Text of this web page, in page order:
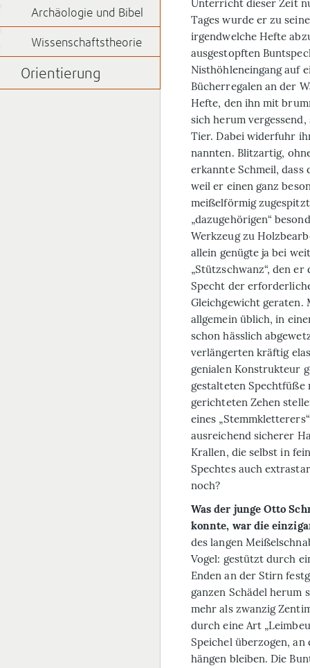
Unterricht dieser Zeit
Tages wurde er zu
irgendwelche Hefte
ausgestopften
Nisthöhleneingang auf
Bücherregalen an der
Hefte, den ihn mit
sich herum
Tier. Dabei widerfuhr
nannten. Blitzartig,
erkannte Schmeil, dass
weil er einen ganz
meißelförmig
„dazugehörigen“
Werkzeug zu
allein genügte ja bei
„Stützschwanz“, den
Specht der
Gleichgewicht geraten.
allgemein üblich, in
schon hässlich
verlängerten kräftig
genialen Konstrukteur
gestalteten
gerichteten Zehen
eines
ausreichend sicherer
Krallen, die selbst in
Spechtes auch
noch?
Was der junge Otto
konnte, war die
des langen
Vogel: gestützt durch
Enden an der Stirn
ganzen Schädel herum
mehr als zwanzig
durch eine Art
Speichel überzogen,
hängen bleiben. Die
Archäologie und Bibel
Wissenschaftstheorie
Orientierung